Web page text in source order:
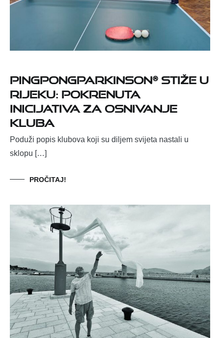
PingPongParkinson® stiže u
Rijeku: pokrenuta
inicijativa za osnivanje
kluba
Poduži popis klubova koji su diljem svijeta nastali u
sklopu […]
PROČITAJ!